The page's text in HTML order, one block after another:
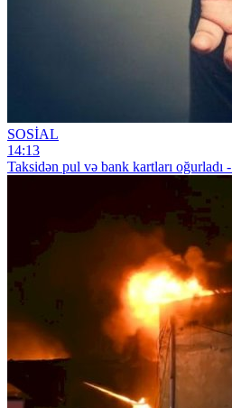
SOSİAL
14:13
Taksidən pul və bank kartları oğurladı -